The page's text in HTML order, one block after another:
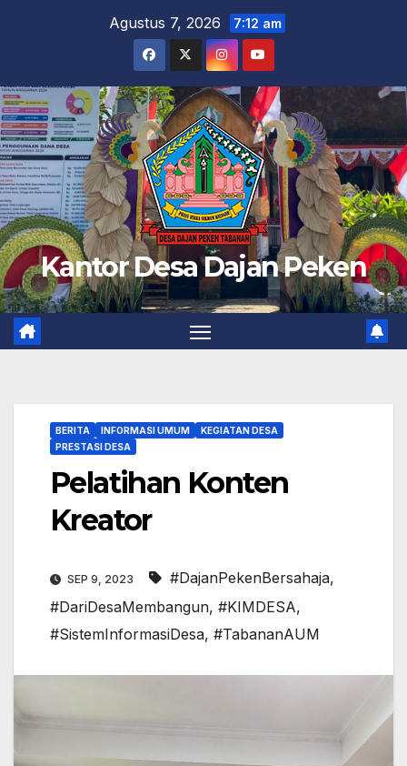
Agustus 7, 2026 7:12 am
Kantor Desa Dajan Peken
BERITA INFORMASI UMUM
KEGIATAN DESA
PRESTASI DESA
Pelatihan Konten
Kreator
SEP 9, 2023 #DajanPekenBersahaja,
#DariDesaMembangun, #KIMDESA,
#SistemInformasiDesa, #TabananAUM